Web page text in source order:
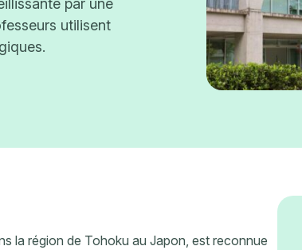
par une
utilisent
la région de Tohoku au Japon, est reconnue